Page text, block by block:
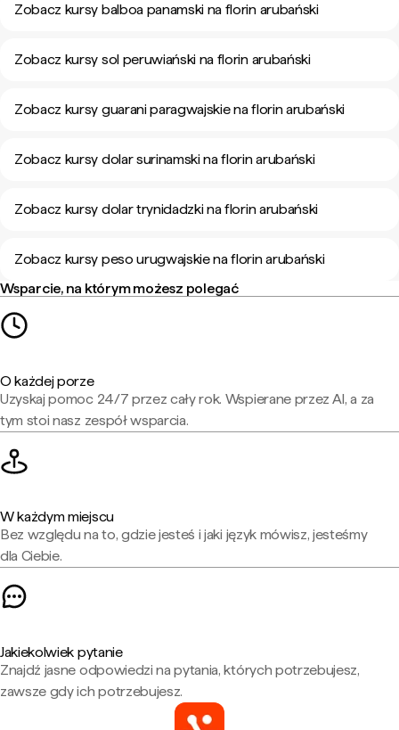
Zobacz kursy balboa panamski na florin arubański
Zobacz kursy sol peruwiański na florin arubański
Zobacz kursy guarani paragwajskie na florin arubański
Zobacz kursy dolar surinamski na florin arubański
Zobacz kursy dolar trynidadzki na florin arubański
Zobacz kursy peso urugwajskie na florin arubański
Wsparcie, na którym możesz polegać
O każdej porze
Uzyskaj pomoc 24/7 przez cały rok. Wspierane przez AI, a za
tym stoi nasz zespół wsparcia.
W każdym miejscu
Bez względu na to, gdzie jesteś i jaki język mówisz, jesteśmy
dla Ciebie.
Jakiekolwiek pytanie
Znajdź jasne odpowiedzi na pytania, których potrzebujesz,
zawsze gdy ich potrzebujesz.